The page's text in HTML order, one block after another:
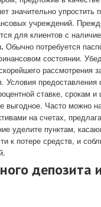
значительно
учреждений.
для клиентов с
Обычно потребуется
состоянии.
рассмотрения
Условия
ставке, срокам
выгодное. Часто можно
на счетах,
уделите пунктам,
к потере средств, и
депозита